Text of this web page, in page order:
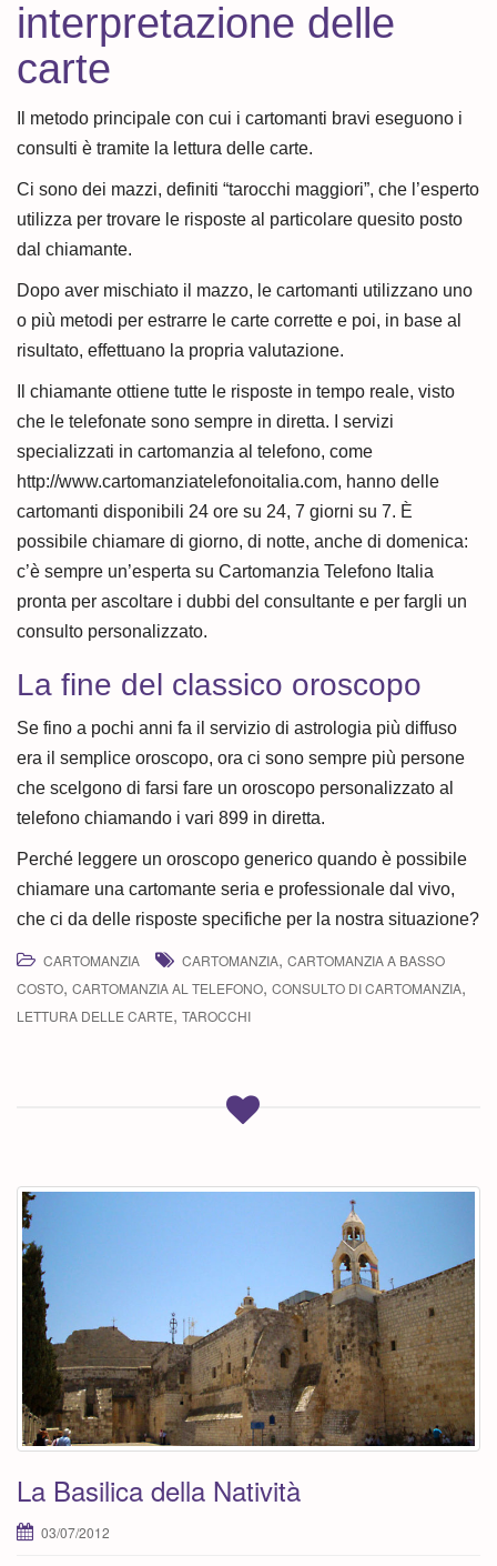
interpretazione delle
carte
Il metodo principale con cui i cartomanti bravi eseguono i
consulti è tramite la lettura delle carte.
Ci sono dei mazzi, definiti “tarocchi maggiori”, che l’esperto
utilizza per trovare le risposte al particolare quesito posto
dal chiamante.
Dopo aver mischiato il mazzo, le cartomanti utilizzano uno
o più metodi per estrarre le carte corrette e poi, in base al
risultato, effettuano la propria valutazione.
Il chiamante ottiene tutte le risposte in tempo reale, visto
che le telefonate sono sempre in diretta. I servizi
specializzati in cartomanzia al telefono, come
http://www.cartomanziatelefonoitalia.com, hanno delle
cartomanti disponibili 24 ore su 24, 7 giorni su 7. È
possibile chiamare di giorno, di notte, anche di domenica:
c’è sempre un’esperta su Cartomanzia Telefono Italia
pronta per ascoltare i dubbi del consultante e per fargli un
consulto personalizzato.
La fine del classico oroscopo
Se fino a pochi anni fa il servizio di astrologia più diffuso
era il semplice oroscopo, ora ci sono sempre più persone
che scelgono di farsi fare un oroscopo personalizzato al
telefono chiamando i vari 899 in diretta.
Perché leggere un oroscopo generico quando è possibile
chiamare una cartomante seria e professionale dal vivo,
che ci da delle risposte specifiche per la nostra situazione?
CARTOMANZIA CARTOMANZIA, CARTOMANZIA A BASSO
COSTO, CARTOMANZIA AL TELEFONO, CONSULTO DI CARTOMANZIA,
LETTURA DELLE CARTE, TAROCCHI
La Basilica della Natività
03/07/2012